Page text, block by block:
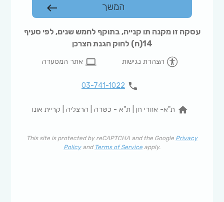
המשך west
עסקה זו מקנה תו קנייה, בתוקף לחמש שנים, לפי סעיף
14(ח) לחוק הגנת הצרכן
הצהרת נגישות computer אתר המסעדה
phone
03-741-1022
home ת"א- אזורי חן | ת"א - כשרה | הרצליה | קריית אונו
This site is protected by reCAPTCHA and the Google Privacy
Policyand Terms of Service apply.